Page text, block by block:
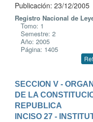
Publicación: 23/12/2005
Registro Nacional de
Tomo: 1
Semestre: 2
Año: 2005
Página: 1405
SECCION V -
DE LA
REPUBLICA
INCISO 27 -